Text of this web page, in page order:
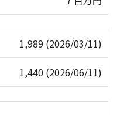
1,989 (2026/03/11)
1,440 (2026/06/11)